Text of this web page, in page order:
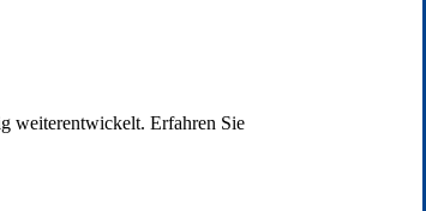
weiterentwickelt. Erfahren Sie